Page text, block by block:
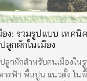
ง: รวมรูปแบบ เทคนิ
ลูกผักในเมือง
ลูกผักสำหรับคนเมืองใน
าดฟ้า พื้นปูน แนวตั้ง ใน